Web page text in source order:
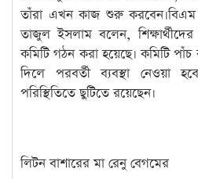
তাঁরা এখন কাজ শুরু করবেন।বিএম
তাজুল ইসলাম বলেন,
কমিটি গঠন করা হয়েছে। কমিটি পাঁচ
দিলে পরবর্তী ব্যবস্থা নেওয়া
প‌রি‌স্থি‌তি‌তে ছুটিতে রয়েছেন।
লিটন বাশারের মা রেনু বেগমের